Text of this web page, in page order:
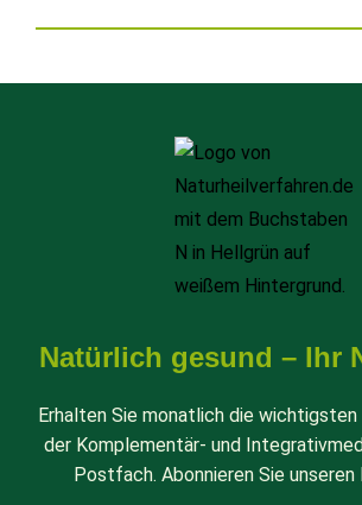
Natürlich gesund – Ihr
Erhalten Sie monatlich die wichtigsten
der Komplementär- und
Postfach. Abonnieren Sie